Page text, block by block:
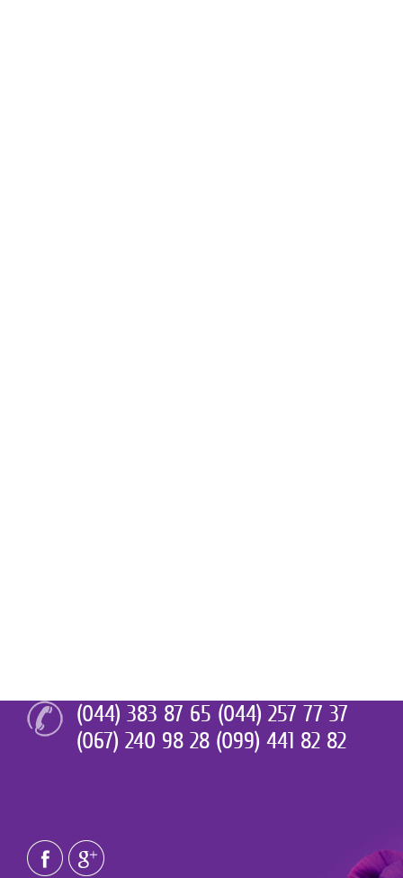
(044) 383 87 65 (044) 257 77 37
(067) 240 98 28 (099) 441 82 82